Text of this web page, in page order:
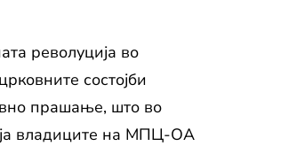
револуција во
состојби
прашање, што во
владиците на МПЦ-ОА